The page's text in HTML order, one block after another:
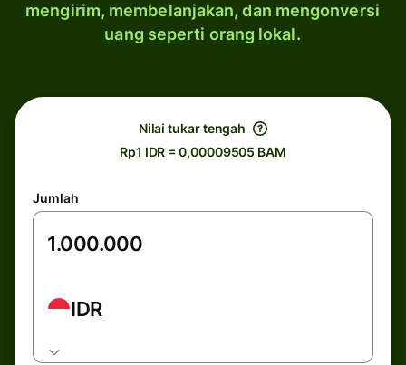
mengirim, membelanjakan, dan mengonversi
uang seperti orang lokal.
Nilai tukar tengah
Rp1 IDR = 0,00009505 BAM
Jumlah
IDR